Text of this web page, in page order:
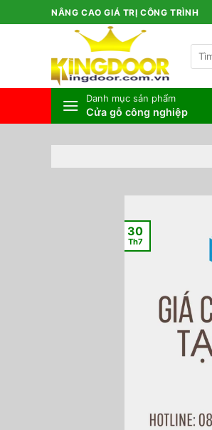
qua
NÂNG CAO GIÁ TRỊ CÔNG TRÌNH
Tìm
kiếm:
Danh mục sản phẩm
Cửa gỗ công nghiệp
30
Th7